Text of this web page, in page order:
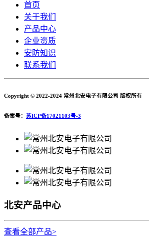
首页
关于我们
产品中心
企业资质
安防知识
联系我们
Copyright © 2022-2024 常州北安电子有限公司 版权所有
备案号： 苏ICP备17021103号-3
北安产品中心
查看全部产品>